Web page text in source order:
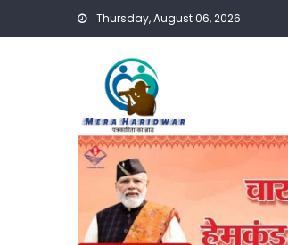
Thursday, August 06, 2026